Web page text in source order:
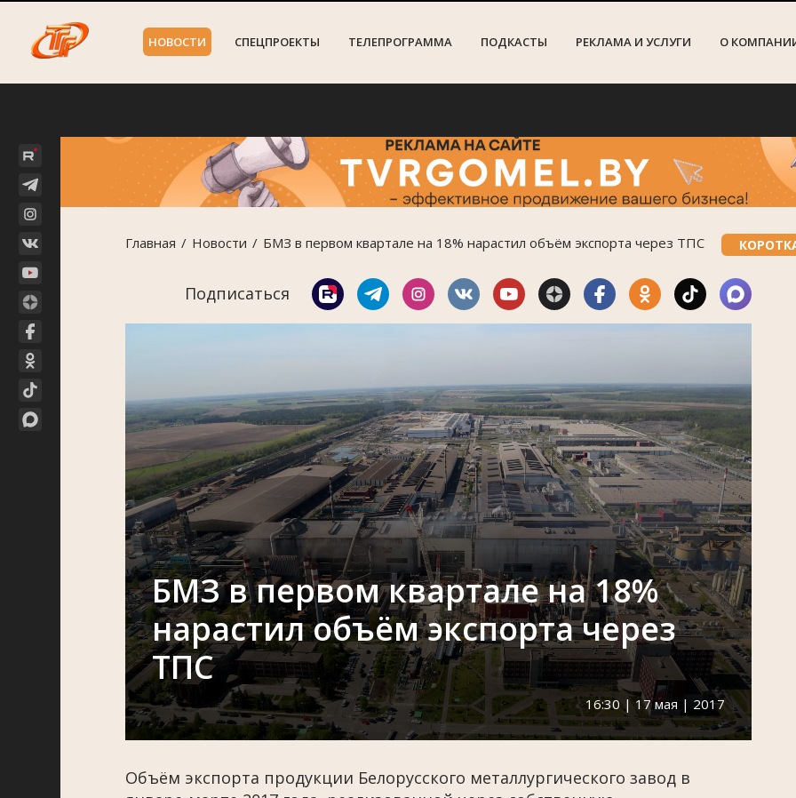
НОВОСТИ СПЕЦПРОЕКТЫ ТЕЛЕПРОГРАММА ПОДКАСТЫ РЕКЛАМА И УСЛУГИ О
Главная Новости БМЗ в первом квартале на 18% нарастил объём экспорта через ТПС
Подписаться
БМЗ в первом квартале на 18%
нарастил объём экспорта через
ТПС
16:30 | 17 мая | 2017
Объём экспорта продукции Белорусского металлургического завод в